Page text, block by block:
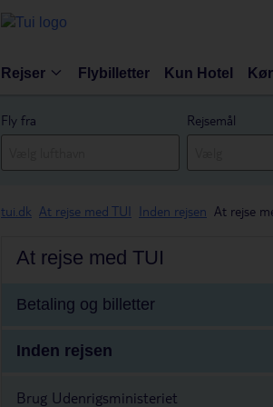
Rejser Flybilletter Kun Hotel
Fly fra Rejsemål
tui.dk At rejse med TUI Inden rejsen At rejse
At rejse med TUI
Betaling og billetter
Inden rejsen
Brug Udenrigsministeriet